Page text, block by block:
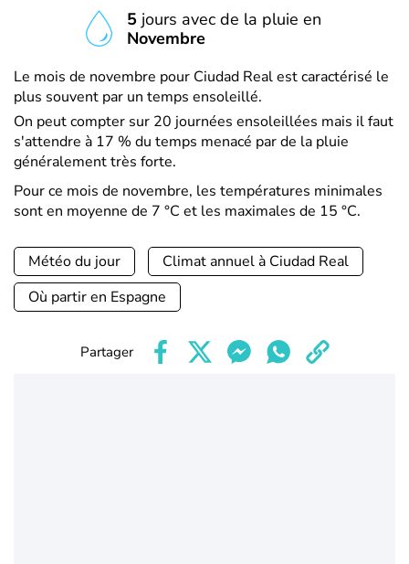
5 jours avec de la pluie en
Novembre
Le mois de novembre pour Ciudad Real est caractérisé le
plus souvent par un temps ensoleillé.
On peut compter sur 20 journées ensoleillées mais il faut
s'attendre à 17 % du temps menacé par de la pluie
généralement très forte.
Pour ce mois de novembre, les températures minimales
sont en moyenne de 7 °C et les maximales de 15 °C.
Météo du jour
Climat annuel à Ciudad Real
Où partir en Espagne
Partager